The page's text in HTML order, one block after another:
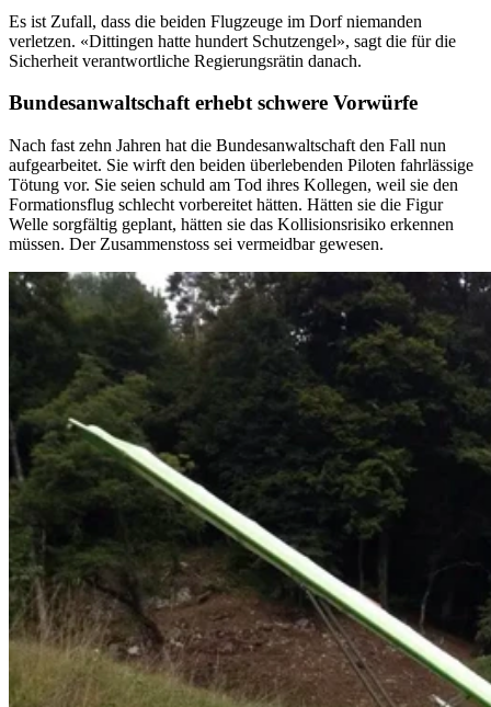
Es ist Zufall, dass die beiden Flugzeuge im Dorf niemanden
verletzen. «Dittingen hatte hundert Schutzengel», sagt die für die
Sicherheit verantwortliche Regierungsrätin danach.
Bundesanwaltschaft erhebt schwere Vorwürfe
Nach fast zehn Jahren hat die Bundesanwaltschaft den Fall nun
aufgearbeitet. Sie wirft den beiden überlebenden Piloten fahrlässige
Tötung vor. Sie seien schuld am Tod ihres Kollegen, weil sie den
Formationsflug schlecht vorbereitet hätten. Hätten sie die Figur
Welle sorgfältig geplant, hätten sie das Kollisionsrisiko erkennen
müssen. Der Zusammenstoss sei vermeidbar gewesen.